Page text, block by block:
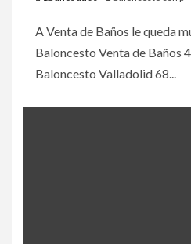
A Venta de Baños le queda
Baloncesto Venta de Baños
Baloncesto Valladolid 68...